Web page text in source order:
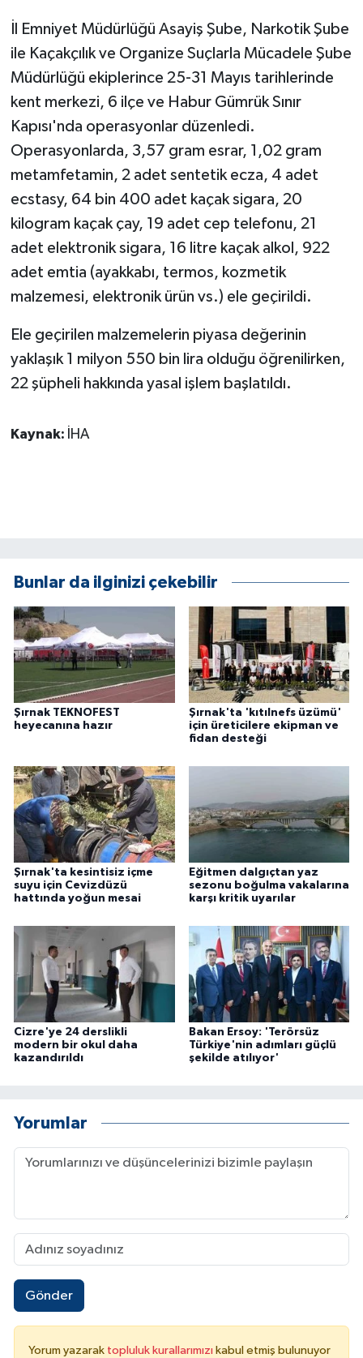
İl Emniyet Müdürlüğü Asayiş Şube, Narkotik Şube
ile Kaçakçılık ve Organize Suçlarla Mücadele Şube
Müdürlüğü ekiplerince 25-31 Mayıs tarihlerinde
kent merkezi, 6 ilçe ve Habur Gümrük Sınır
Kapısı'nda operasyonlar düzenledi.
Operasyonlarda, 3,57 gram esrar, 1,02 gram
metamfetamin, 2 adet sentetik ecza, 4 adet
ecstasy, 64 bin 400 adet kaçak sigara, 20
kilogram kaçak çay, 19 adet cep telefonu, 21
adet elektronik sigara, 16 litre kaçak alkol, 922
adet emtia (ayakkabı, termos, kozmetik
malzemesi, elektronik ürün vs.) ele geçirildi.
Ele geçirilen malzemelerin piyasa değerinin
yaklaşık 1 milyon 550 bin lira olduğu öğrenilirken,
22 şüpheli hakkında yasal işlem başlatıldı.
Kaynak: İHA
Bunlar da ilginizi çekebilir
Şırnak TEKNOFEST
heyecanına hazır
Şırnak'ta 'kıtılnefs üzümü'
için üreticilere ekipman ve
fidan desteği
Şırnak'ta kesintisiz içme
suyu için Cevizdüzü
hattında yoğun mesai
Eğitmen dalgıçtan yaz
sezonu boğulma vakalarına
karşı kritik uyarılar
Cizre'ye 24 derslikli
modern bir okul daha
kazandırıldı
Bakan Ersoy: 'Terörsüz
Türkiye'nin adımları güçlü
şekilde atılıyor'
Yorumlar
Gönder
Yorum yazarak topluluk kurallarımızı kabul etmiş bulunuyor
Güvenlik
İNSAN
İş Dünyası
Jandarma
Kadın
KÜLTÜR SANAT
Otomobil
Sağlık
Turizm
ÜLKE GÜNDEMİ
YAŞAM
YEREL
Yerel Haberler